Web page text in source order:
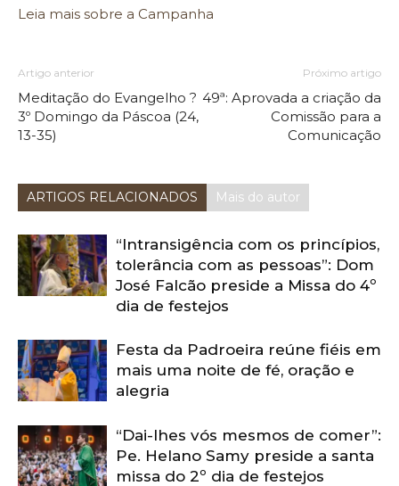
Leia mais sobre a Campanha
Artigo anterior
Meditação do Evangelho ?
3º Domingo da Páscoa (24,
13-35)
Próximo artigo
49ª: Aprovada a criação da
Comissão para a
Comunicação
ARTIGOS RELACIONADOS Mais do autor
“Intransigência com os princípios,
tolerância com as pessoas”: Dom
José Falcão preside a Missa do 4º
dia de festejos
Festa da Padroeira reúne fiéis em
mais uma noite de fé, oração e
alegria
“Dai-lhes vós mesmos de comer”:
Pe. Helano Samy preside a santa
missa do 2º dia de festejos